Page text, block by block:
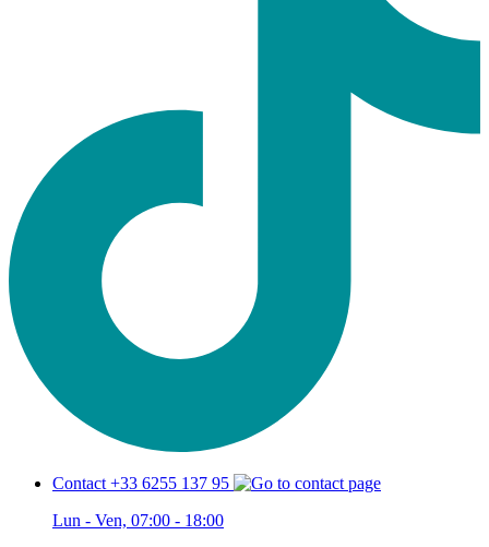
Contact +33 6255 137 95
Lun - Ven, 07:00 - 18:00